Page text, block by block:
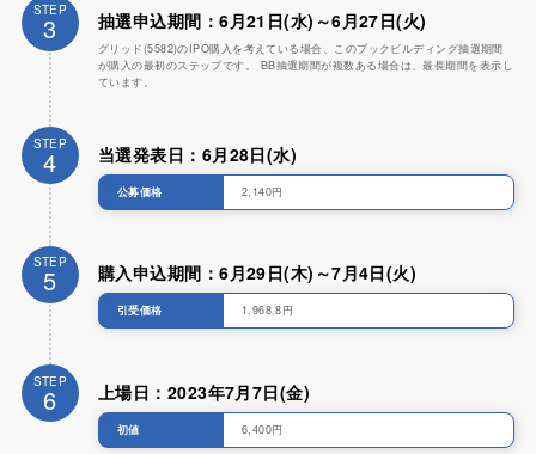
STEP
3 抽選申込期間：6月21日(水)～6月27日(火)
グリッド(5582)のIPO購入を考えている場合、このブックビルディング抽選期間
が購入の最初のステップです。 BB抽選期間が複数ある場合は、最長期間を表示し
ています。
STEP
4 当選発表日：6月28日(水)
公募価格 2,140円
STEP
5 購入申込期間：6月29日(木)～7月4日(火)
引受価格 1,968.8円
STEP
6 上場日：2023年7月7日(金)
初値 6,400円